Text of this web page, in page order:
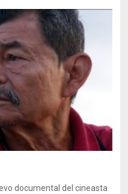
documental del cineasta